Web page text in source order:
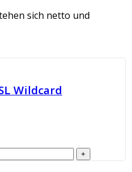
sich netto und
Wildcard